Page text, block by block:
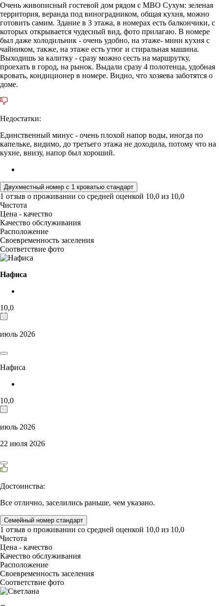
Очень живописный гостевой дом рядом с МВО Сухум: зеленая
территория, веранда под виноградником, общая кухня, можно
готовить самим. Здание в 3 этажа, в номерах есть балкончики, с
которых открывается чудесный вид, фото прилагаю. В номере
был даже холодильник - очень удобно, на этаже- мини кухня с
чайником, также, на этаже есть утюг и стиральная машина.
Выходишь за калитку - сразу можно сесть на маршрутку,
проехать в город, на рынок. Выдали сразу 4 полотенца, удобная
кровать, кондиционер в номере. Видно, что хозяева заботятся о
доме.
Недостатки:
Единственный минус - очень плохой напор воды, иногда по
капельке, видимо, до третьего этажа не доходила, потому что на
кухне, внизу, напор был хороший.
Двухместный номер с 1 кроватью стандарт
1 отзыв о проживании со средней оценкой 10,0 из 10,0
Чистота
Цена - качество
Качество обслуживания
Расположение
Своевременность заселения
Соответствие фото
Нафиса
10,0
июль 2026
Нафиса
10,0
июль 2026
22 июля 2026
Достоинства:
Все отлично, заселились раньше, чем указано.
Семейный номер стандарт
1 отзыв о проживании со средней оценкой 10,0 из 10,0
Чистота
Цена - качество
Качество обслуживания
Расположение
Своевременность заселения
Соответствие фото